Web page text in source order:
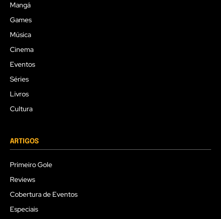
Mangá
Games
Música
Cinema
Eventos
Séries
Livros
Cultura
ARTIGOS
Primeiro Gole
Reviews
Cobertura de Eventos
Especiais